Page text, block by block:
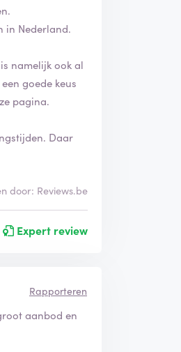
in Nederland.
namelijk ook al
goede keus
pagina.
Daar
door: Reviews.be
Expert review
Rapporteren
aanbod en